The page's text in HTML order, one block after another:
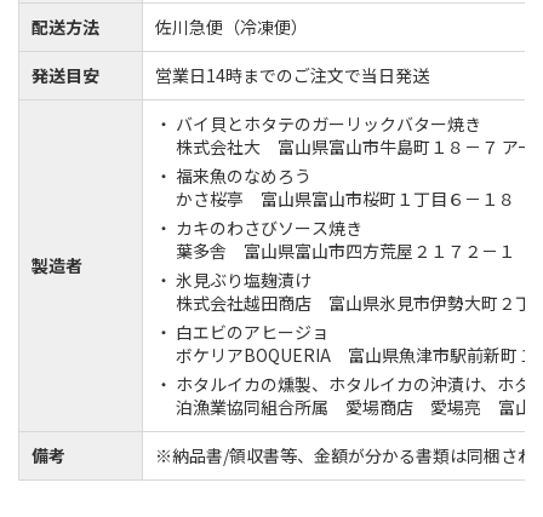
配送方法
佐川急便（冷凍便）
発送目安
営業日14時までのご注文で当日発送
製造者
バイ貝とホタテのガーリックバター焼き
株式会社大 富山県富山市牛島町１８－７ アー
福来魚のなめろう
かさ桜亭 富山県富山市桜町１丁目６－１８
カキのわさびソース焼き
葉多舎 富山県富山市四方荒屋２１７２－１
氷見ぶり塩麹漬け
株式会社越田商店 富山県氷見市伊勢大町２丁
白エビのアヒージョ
ボケリアBOQUERIA 富山県魚津市駅前新町
ホタルイカの燻製、ホタルイカの沖漬け、ホタ
泊漁業協同組合所属 愛場商店 愛場亮 富山
備考
※納品書/領収書等、金額が分かる書類は同梱され